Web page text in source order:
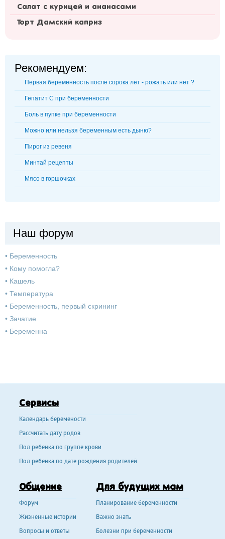
Салат с курицей и ананасами
Торт Дамский каприз
Рекомендуем:
Первая беременность после сорока лет - рожать или нет ?
Гепатит С при беременности
Боль в пупке при беременности
Можно или нельзя беременным есть дыню?
Пирог из ревеня
Минтай рецепты
Мясо в горшочках
Наш форум
• Беременность
• Кому помогла?
• Кашель
• Температура
• Беременность, первый скрининг
• Зачатие
• Беременна
Сервисы
Календарь беремености
Рассчитать дату родов
Пол ребенка по группе крови
Пол ребенка по дате рождения родителей
Общение
Форум
Жизненные истории
Вопросы и ответы
Для будущих мам
Планирование беременности
Важно знать
Болезни при беременности